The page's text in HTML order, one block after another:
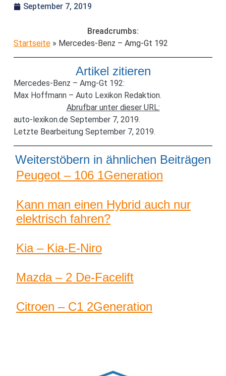
September 7, 2019
Breadcrumbs:
Startseite» Mercedes-Benz – Amg-Gt 192
Artikel zitieren
Mercedes-Benz – Amg-Gt 192:
Max Hoffmann – Auto Lexikon Redaktion.
Abrufbar unter dieser URL:
auto-lexikon.de September 7, 2019.
Letzte Bearbeitung September 7, 2019.
Weiterstöbern in ähnlichen Beiträgen
Peugeot – 106 1Generation
Kann man einen Hybrid auch nur
elektrisch fahren?
Kia – Kia-E-Niro
Mazda – 2 De-Facelift
Citroen – C1 2Generation